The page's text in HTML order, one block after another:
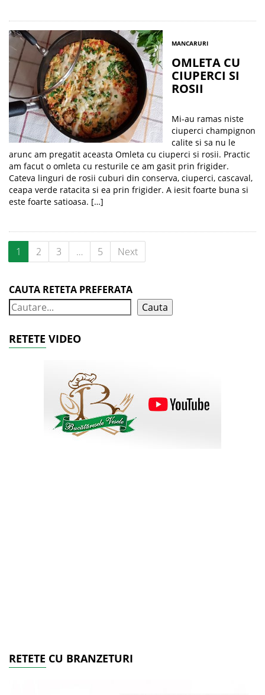
MANCARURI
OMLETA CU
CIUPERCI SI
ROSII
Mi-au ramas niste
ciuperci champignon
calite si sa nu le
arunc am pregatit aceasta Omleta cu ciuperci si rosii. Practic
am facut o omleta cu resturile ce am gasit prin frigider.
Cateva linguri de rosii cuburi din conserva, ciuperci, cascaval,
ceapa verde ratacita si ea prin frigider. A iesit foarte buna si
este foarte satioasa. […]
1 2 3 … 5 Next
CAUTA RETETA PREFERATA
Cauta
RETETE VIDEO
RETETE CU BRANZETURI